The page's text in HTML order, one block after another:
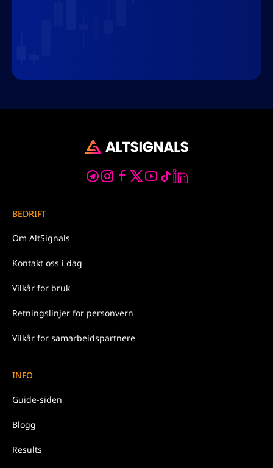
BEDRIFT
Om AltSignals
Kontakt oss i dag
Vilkår for bruk
Retningslinjer for personvern
Vilkår for samarbeidspartnere
INFO
Guide-siden
Blogg
Results